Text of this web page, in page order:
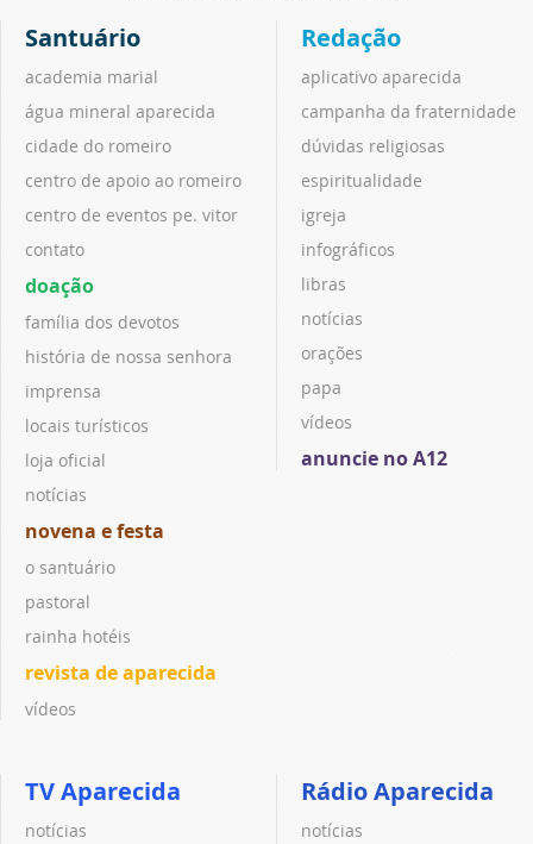
Santuário
academia marial
água mineral aparecida
cidade do romeiro
centro de apoio ao romeiro
centro de eventos pe. vitor
contato
doação
família dos devotos
história de nossa senhora
imprensa
locais turísticos
loja oficial
notícias
novena e festa
o santuário
pastoral
rainha hotéis
revista de aparecida
vídeos
Redação
aplicativo aparecida
campanha da fraternidade
dúvidas religiosas
espiritualidade
igreja
infográficos
libras
notícias
orações
papa
vídeos
anuncie no A12
TV Aparecida
notícias
Rádio Aparecida
notícias